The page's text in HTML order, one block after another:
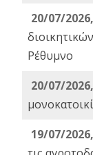
20/07/
Ρέθυμνο
20/07/
19/07/